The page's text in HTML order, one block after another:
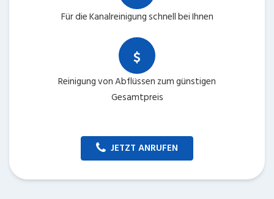
Für die Kanalreinigung schnell bei Ihnen
Reinigung von Abflüssen zum günstigen
Gesamtpreis
JETZT ANRUFEN